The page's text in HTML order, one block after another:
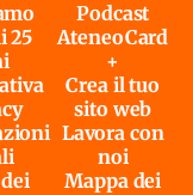
25
Podcast
AteneoCard
+
Crea il tuo
sito web
Lavora con
noi
Mappa dei